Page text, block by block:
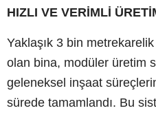
HIZLI VE VERİMLİ
Yaklaşık 3 bin
olan bina, modüler üretim
geleneksel inşaat
sürede tamamlandı. Bu